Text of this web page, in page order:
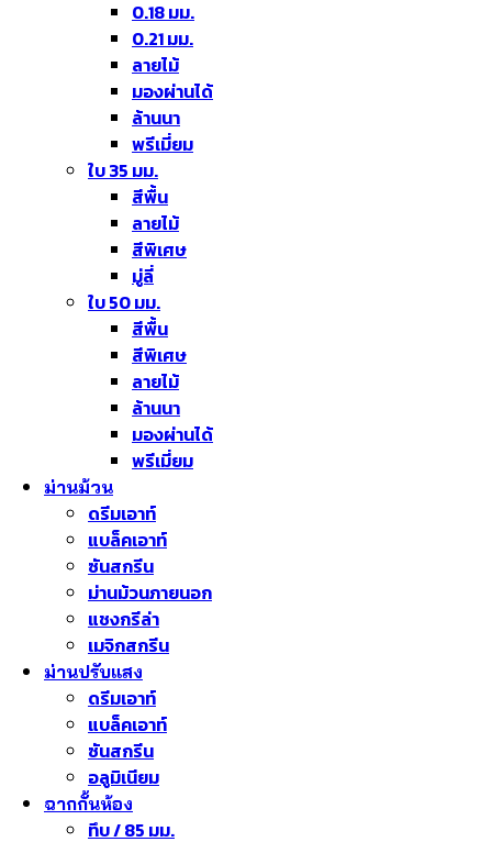
0.18 มม.
0.21 มม.
ลายไม้
มองผ่านได้
ล้านนา
พรีเมี่ยม
ใบ 35 มม.
สีพื้น
ลายไม้
สีพิเศษ
มู่ลี่
ใบ 50 มม.
สีพื้น
สีพิเศษ
ลายไม้
ล้านนา
มองผ่านได้
พรีเมี่ยม
ม่านม้วน
ดรีมเอาท์
แบล็คเอาท์
ซันสกรีน
ม่านม้วนภายนอก
แชงกรีล่า
เมจิกสกรีน
ม่านปรับแสง
ดรีมเอาท์
แบล็คเอาท์
ซันสกรีน
อลูมิเนียม
ฉากกั้นห้อง
ทึบ / 85 มม.